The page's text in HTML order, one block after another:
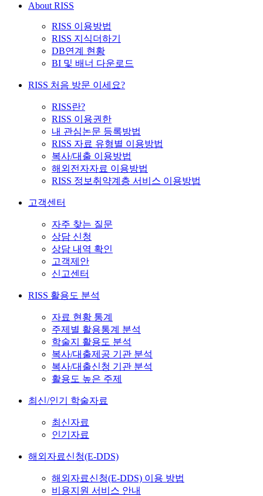
About RISS
RISS 이용방법
RISS 지식더하기
DB연계 현황
BI 및 배너 다운로드
RISS 처음 방문 이세요?
RISS란?
RISS 이용권한
내 관심논문 등록방법
RISS 자료 유형별 이용방법
복사/대출 이용방법
해외전자자료 이용방법
RISS 정보취약계층 서비스 이용방법
고객센터
자주 찾는 질문
상담 신청
상담 내역 확인
고객제안
신고센터
RISS 활용도 분석
자료 현황 통계
주제별 활용통계 분석
학술지 활용도 분석
복사/대출제공 기관 분석
복사/대출신청 기관 분석
활용도 높은 주제
최신/인기 학술자료
최신자료
인기자료
해외자료신청(E-DDS)
해외자료신청(E-DDS) 이용 방법
비용지원 서비스 안내